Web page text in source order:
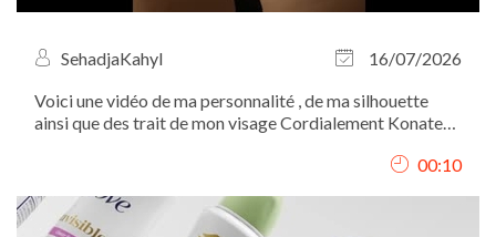
SehadjaKahyl
16/07/2026
Voici une vidéo de ma personnalité , de ma silhouette
ainsi que des trait de mon visage Cordialement Konate
00:10